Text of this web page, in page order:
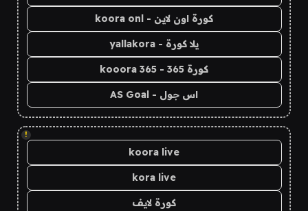
كورة اون لاين - koora onl
يلا كورة - yallakora
كورة 365 - kooora 365
اس جول - AS Goal
!
koora live
kora live
كورة لايف